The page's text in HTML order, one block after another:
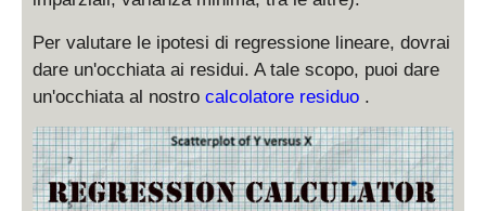
Per valutare le ipotesi di regressione lineare, dovrai
dare un'occhiata ai residui. A tale scopo, puoi dare
un'occhiata al nostro calcolatore residuo .